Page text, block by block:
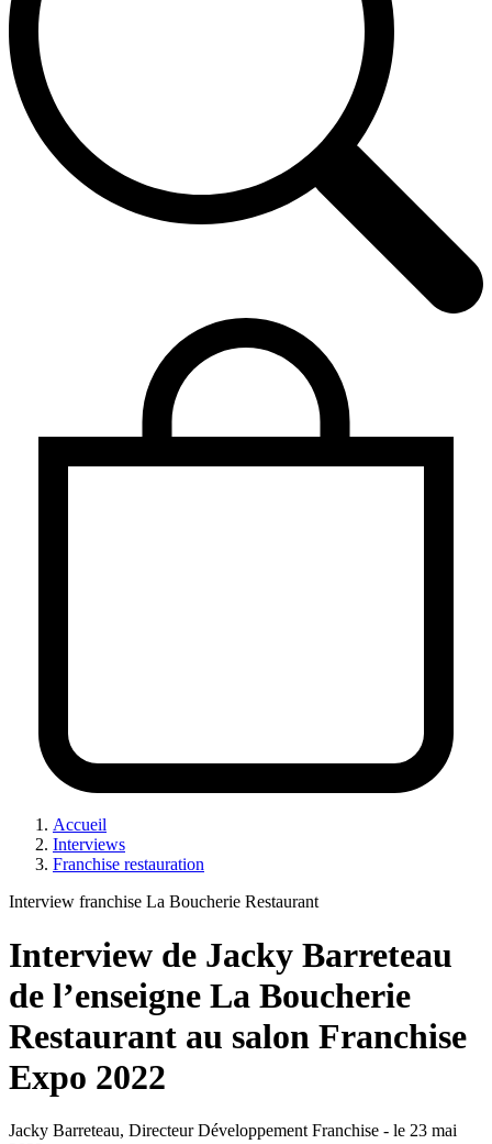
Accueil
Interviews
Franchise restauration
Interview franchise La Boucherie Restaurant
Interview de Jacky Barreteau
de l’enseigne La Boucherie
Restaurant au salon Franchise
Expo 2022
Jacky Barreteau, Directeur Développement Franchise - le 23 mai